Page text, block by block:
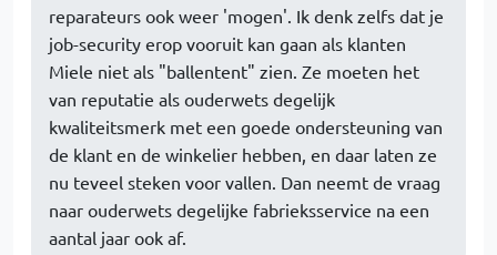
reparateurs ook weer 'mogen'. Ik denk zelfs dat je
job-security erop vooruit kan gaan als klanten
Miele niet als "ballentent" zien. Ze moeten het
van reputatie als ouderwets degelijk
kwaliteitsmerk met een goede ondersteuning van
de klant en de winkelier hebben, en daar laten ze
nu teveel steken voor vallen. Dan neemt de vraag
naar ouderwets degelijke fabrieksservice na een
aantal jaar ook af.